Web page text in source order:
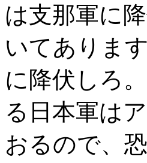
は支那軍に
いてありま
に降伏しろ
る日本軍は
おるので、